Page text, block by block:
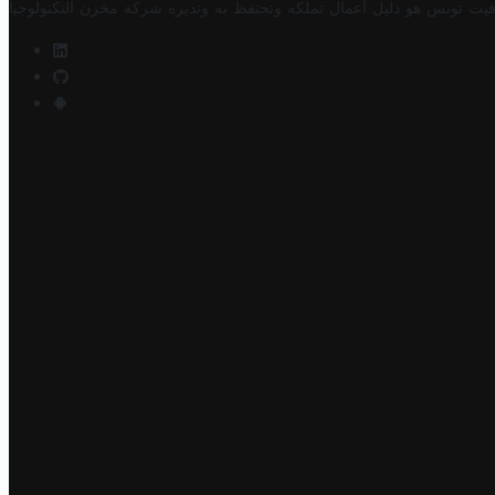
تونس هو دليل أعمال تملكه وتحتفظ به وتديره شركة مخزن التكنولوجيا